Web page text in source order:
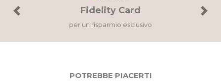
Fidelity Card
per un risparmio esclusivo
Previous Next
POTREBBE PIACERTI